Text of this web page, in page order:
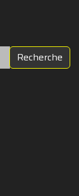
Recherche